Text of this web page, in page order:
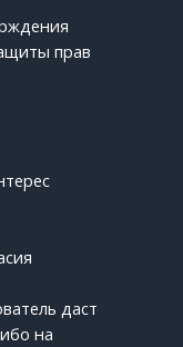
прав
даст
на